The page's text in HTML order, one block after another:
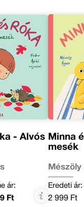
- Alvós
ár:
Ft
Minna
mesék
Mészöly
Eredeti ár:
2 999 Ft